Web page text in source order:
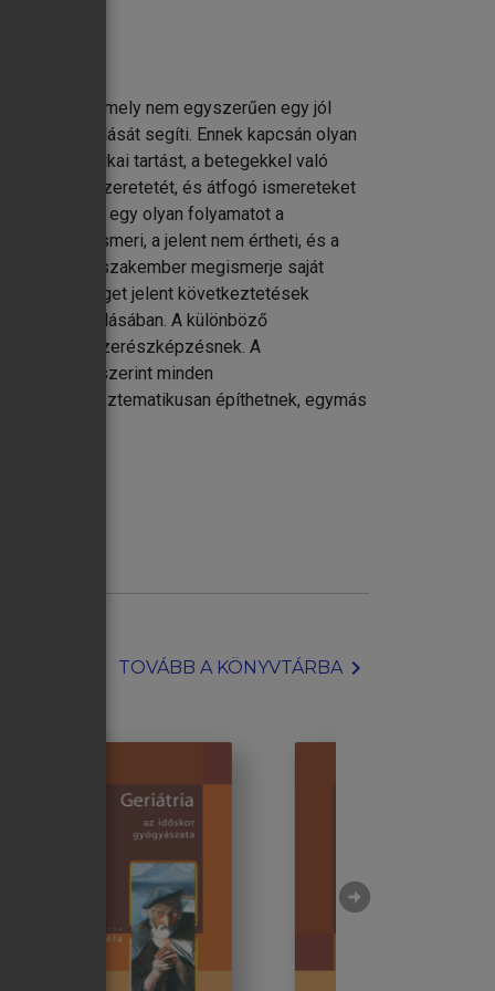
tárggyal, mely nem egyszerűen egy jól
kialakulását segíti. Ennek kapcsán olyan
emberi, etikai tartást, a betegekkel való
hivatásszeretetét, és átfogó ismereteket
elindíthat egy olyan folyamatot a
nem ismeri, a jelent nem értheti, és a
minden szakember megismerje saját
segítséget jelent következtetések
megoldásában. A különböző
a gyógyszerészképzésnek. A
szerint minden
során szisztematikusan építhetnek, egymás
TOVÁBB A KÖNYVTÁRBAchevron_right
arrow_circle_right